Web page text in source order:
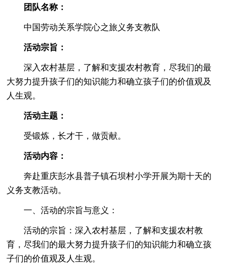
团队名称：
中国劳动关系学院心之旅义务支教队
活动宗旨：
深入农村基层，了解和支援农村教育，尽我们的最
大努力提升孩子们的知识能力和确立孩子们的价值观及
人生观。
活动主题：
受锻炼，长才干，做贡献。
活动内容：
奔赴重庆彭水县普子镇石坝村小学开展为期十天的
义务支教活动。
一、活动的宗旨与意义：
活动的宗旨：深入农村基层，了解和支援农村教
育，尽我们的最大努力提升孩子们的知识能力和确立孩
子们的价值观及人生观。